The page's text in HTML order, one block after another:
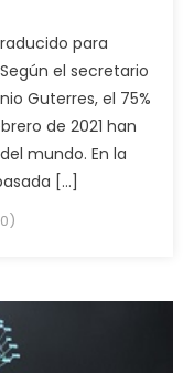
para
el secretario
Guterres, el 75%
de 2021 han
mundo. En la
[…]